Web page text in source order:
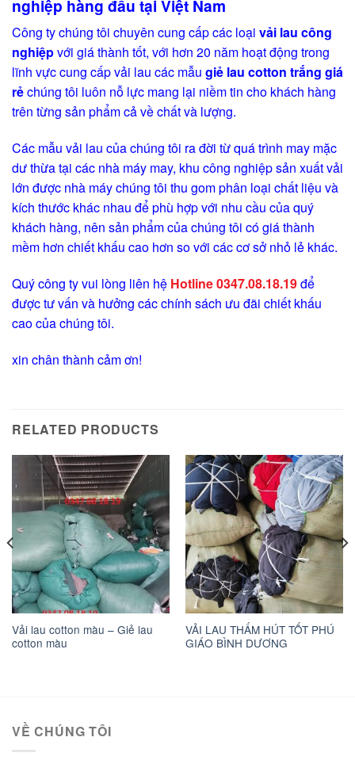
nghiệp hàng đầu tại Việt Nam
Công ty chúng tôi chuyên cung cấp các loại vải lau công
nghiệpvới giá thành tốt, với hơn 20 năm hoạt động trong
lĩnh vực cung cấp vải lau các mẫu giẻ lau cotton trắng giá
rẻchúng tôi luôn nỗ lực mang lại niềm tin cho khách hàng
trên từng sản phẩm cả về chất và lượng.
Các mẫu vải lau của chúng tôi ra đời từ quá trình may mặc
dư thừa tại các nhà máy may, khu công nghiệp sản xuất vải
lớn được nhà máy chúng tôi thu gom phân loại chất liệu và
kích thước khác nhau để phù hợp với nhu cầu của quý
khách hàng, nên sản phẩm của chúng tôi có giá thành
mềm hơn chiết khấu cao hơn so với các cơ sở nhỏ lẻ khác.
Quý công ty vui lòng liên hệ Hotline 0347.08.18.19để
được tư vấn và hưởng các chính sách ưu đãi chiết khấu
cao của chúng tôi.
xin chân thành cảm ơn!
RELATED PRODUCTS
Vải lau cotton màu – Giẻ lau
cotton màu
VẢI LAU THẤM HÚT TỐT PHÚ
GIÁO BÌNH DƯƠNG
VỀ CHÚNG TÔI